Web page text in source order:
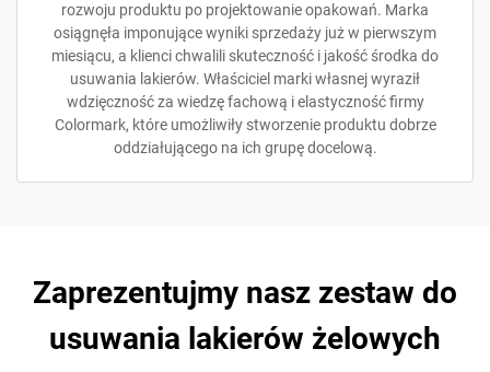
rozwoju produktu po projektowanie opakowań. Marka
osiągnęła imponujące wyniki sprzedaży już w pierwszym
miesiącu, a klienci chwalili skuteczność i jakość środka do
usuwania lakierów. Właściciel marki własnej wyraził
wdzięczność za wiedzę fachową i elastyczność firmy
Colormark, które umożliwiły stworzenie produktu dobrze
oddziałującego na ich grupę docelową.
Zaprezentujmy nasz zestaw do
usuwania lakierów żelowych